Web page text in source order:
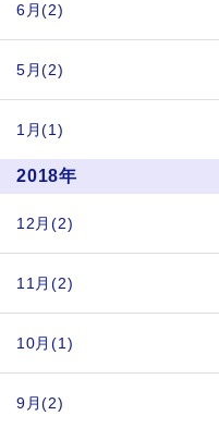
6月(2)
5月(2)
1月(1)
2018年
12月(2)
11月(2)
10月(1)
9月(2)